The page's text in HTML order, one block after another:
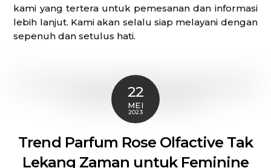
kami yang tertera untuk pemesanan dan informasi
lebih lanjut. Kami akan selalu siap melayani dengan
sepenuh dan setulus hati.
22
MEI
2023
Trend Parfum Rose Olfactive Tak
Lekang Zaman untuk Feminine